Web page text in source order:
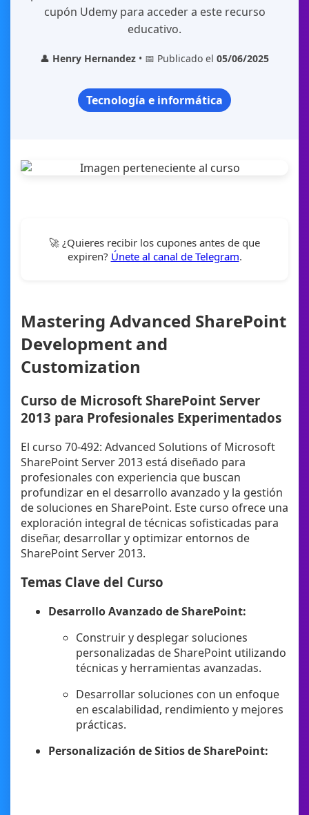
cupón Udemy para acceder a este recurso
educativo.
👤 Henry Hernandez • 📅 Publicado el 05/06/2025
Tecnología e informática
🚀 ¿Quieres recibir los cupones antes de que
expiren? Únete al canal de Telegram.
Mastering Advanced SharePoint
Development and
Customization
Curso de Microsoft SharePoint Server
2013 para Profesionales Experimentados
El curso 70-492: Advanced Solutions of Microsoft
SharePoint Server 2013 está diseñado para
profesionales con experiencia que buscan
profundizar en el desarrollo avanzado y la gestión
de soluciones en SharePoint. Este curso ofrece una
exploración integral de técnicas sofisticadas para
diseñar, desarrollar y optimizar entornos de
SharePoint Server 2013.
Temas Clave del Curso
Desarrollo Avanzado de SharePoint:
Construir y desplegar soluciones
personalizadas de SharePoint utilizando
técnicas y herramientas avanzadas.
Desarrollar soluciones con un enfoque
en escalabilidad, rendimiento y mejores
prácticas.
Personalización de Sitios de SharePoint: